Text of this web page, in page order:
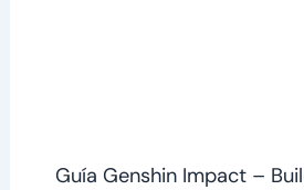
Guía Genshin Impact –